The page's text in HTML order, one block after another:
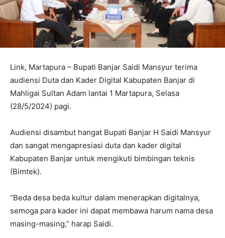
Link, Martapura – Bupati Banjar Saidi Mansyur terima
audiensi Duta dan Kader Digital Kabupaten Banjar di
Mahligai Sultan Adam lantai 1 Martapura, Selasa
(28/5/2024) pagi.
Audiensi disambut hangat Bupati Banjar H Saidi Mansyur
dan sangat mengapresiasi duta dan kader digital
Kabupaten Banjar untuk mengikuti bimbingan teknis
(Bimtek).
“Beda desa beda kultur dalam menerapkan digitalnya,
semoga para kader ini dapat membawa harum nama desa
masing-masing,” harap Saidi.